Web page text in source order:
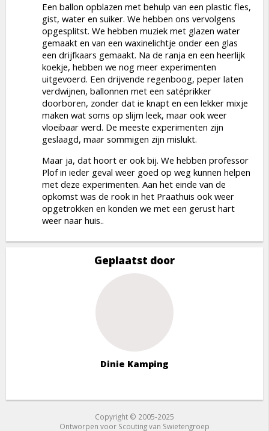
Een ballon opblazen met behulp van een plastic fles,
gist, water en suiker. We hebben ons vervolgens
opgesplitst. We hebben muziek met glazen water
gemaakt en van een waxinelichtje onder een glas
een drijfkaars gemaakt. Na de ranja en een heerlijk
koekje, hebben we nog meer experimenten
uitgevoerd. Een drijvende regenboog, peper laten
verdwijnen, ballonnen met een satéprikker
doorboren, zonder dat ie knapt en een lekker mixje
maken wat soms op slijm leek, maar ook weer
vloeibaar werd. De meeste experimenten zijn
geslaagd, maar sommigen zijn mislukt.
Maar ja, dat hoort er ook bij. We hebben professor
Plof in ieder geval weer goed op weg kunnen helpen
met deze experimenten. Aan het einde van de
opkomst was de rook in het Praathuis ook weer
opgetrokken en konden we met een gerust hart
weer naar huis..
Geplaatst door
Dinie Kamping
Copyright © 2005-2025
Ontworpen voor Scouting van Swietengroep